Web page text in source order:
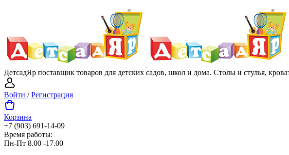
ДетсадЯр поставщик товаров для детских садов, школ и дома. Столы и стулья,
Войти /Регистрация
Корзина
+7 (903) 691-14-09
Время работы:
Пн-Пт 8.00 -17.00